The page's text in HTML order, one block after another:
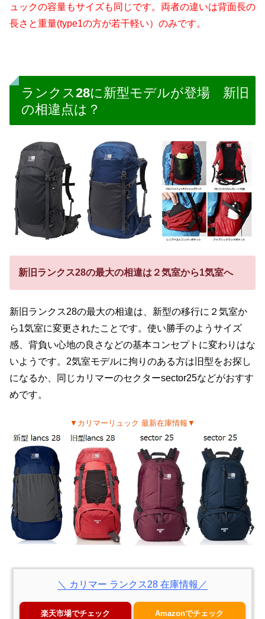
ュックの容量もサイズも同じです。両者の違いは背面長の
長さと重量(type1の方が若干軽い）のみです。
ランクス28に新型モデルが登場 新旧
の相違点は？
新旧ランクス28の最大の相違は２気室から1気室へ
新旧ランクス28の最大の相違は、新型の移行に２気室か
ら1気室に変更されたことです。使い勝手のようサイズ
感、背負い心地の良さなどの基本コンセプトに変わりはな
いようです。2気室モデルに拘りのある方は旧型をお探し
になるか、同じカリマーのセクターsector25などがおすす
めです。
▼カリマーリュック 最新在庫情報▼
＼ カリマー ランクス28 在庫情報／
楽天市場でチェック Amazonでチェック